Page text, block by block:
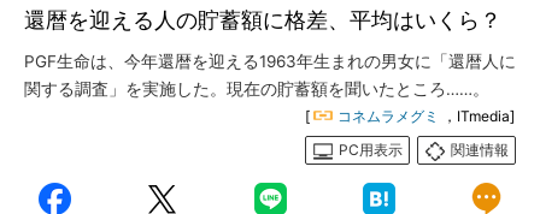
還暦を迎える人の貯蓄額に格差、平均はいくら？
PGF生命は、今年還暦を迎える1963年生まれの男女に「還暦人に
関する調査」を実施した。現在の貯蓄額を聞いたところ……。
[ コネムラメグミ
，ITmedia]
PC用表示
関連情報